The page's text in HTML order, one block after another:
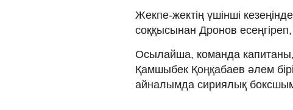
Жекпе-жектің үшінші
соққысынан Дронов
Осылайша, команда
Қамшыбек Қоңқабаев әлем
айналымда сириялық